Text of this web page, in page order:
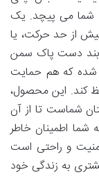
شما می پیچد. یک
از حد حرکت، یا
بند دست پاک سمن
شده که هم حمایت
کند. این محصول،
شماست تا از آن
شما اطمینان خاطر
و راحتی است
به زندگی خود